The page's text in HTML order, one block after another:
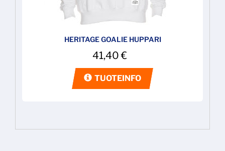
HERITAGE GOALIE HUPPARI
41,40€
TUOTEINFO